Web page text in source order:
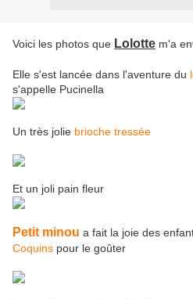
Voici les photos que Lolotte m'a
Elle s'est lancée dans l'aventure du
s'appelle Pucinella
Un très jolie brioche tressée
Et un joli pain fleur
Petit minou a fait la joie des
Coquins pour le goûter